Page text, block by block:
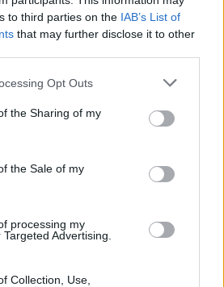
to third parties on the IAB’s List of
that may further disclose it to other
app uses one or more Google
usage behaviour. You may click to
Google and its third-party tags to
specified purposes in below Google
Opt Outs
the Sharing of my
the Sale of my
processing my
Advertising.
Collection, Use,
Beretta
basata a Bologna, annotò
Luca: da allora coordina
viaggi urbani. In redazione
reportage su mobilità sostenibile e
una mappa tascabile dei vicoli
talismano professionale.